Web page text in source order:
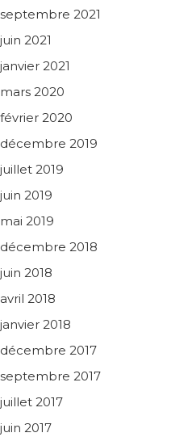
septembre 2021
juin 2021
janvier 2021
mars 2020
février 2020
décembre 2019
juillet 2019
juin 2019
mai 2019
décembre 2018
juin 2018
avril 2018
janvier 2018
décembre 2017
septembre 2017
juillet 2017
juin 2017